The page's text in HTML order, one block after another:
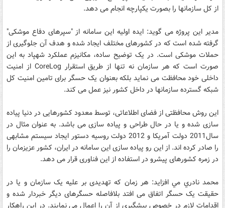
از کل سازمانها را بصورت یکپارچه انجام می دهد.
مدیر این پروژه می گوید: ایده اولیه این سامانه از "سپرهای دفاع موشکی"
گرفته شده است که در کشورهای مختلف ایجاد شده و هدف آن جلوگیری از
حملات موشکی است. در یک توضیح ساده، مکانیزم عملکرد شهپاد به این
صورت است که هر سازمان نه تنها از طریق استقرار CoreLog از امنیت
داخلی خود محافظت می نماید بلکه بعنوان یک حسگر برای تامین امنیت کل
شبکه گسترده سازمانها در داخل کشور نیز عمل می کند.
این روش محافظتی از فضای اطلاعاتی، توسط معدود کشورهایی در دنیا پیاده
سازی شده و یا در حال طراحی و پیاده سازی می باشد. به عنوان مثال در
سال2011 دولت آمریکا و 2012 دولت روسیه دستور ایجاد سیستم مشابهی
را صادر کرده اند. از این رو پیاده سازی این سامانه در ایران، کشور عزیزمان را
در زمره کشورهای پیشرو در استفاده از این فناوری قرار می دهد.
محمد نادري مي افزايد: هر زمان که تهدیدی بر علیه یک سازمان و یا در
حقیقت یک حسگر اتفاق می افتد بلافاصله حسگرهای دیگر خبردار شده و
اقدامات لازم در خصوص پیشگیری از آن را اعمال می نمایند. در این راهکار